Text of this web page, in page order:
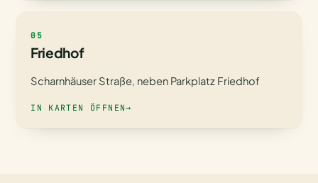
05
Friedhof
Scharnhäuser Straße, neben Parkplatz Friedhof
IN KARTEN ÖFFNEN→